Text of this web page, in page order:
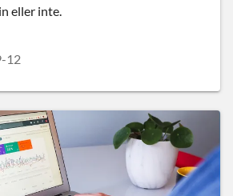
eller inte.
12